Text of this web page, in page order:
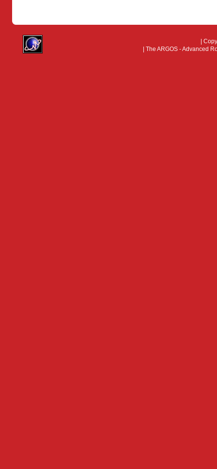
|
| The ARGOS - Advanced